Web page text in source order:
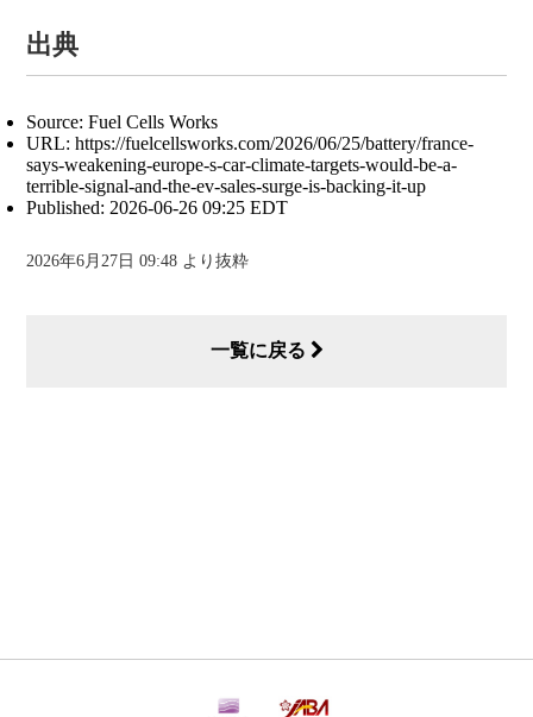
出典
Source: Fuel Cells Works
URL: https://fuelcellsworks.com/2026/06/25/battery/france-
says-weakening-europe-s-car-climate-targets-would-be-a-
terrible-signal-and-the-ev-sales-surge-is-backing-it-up
Published: 2026-06-26 09:25 EDT
2026年6月27日 09:48 より抜粋
一覧に戻る